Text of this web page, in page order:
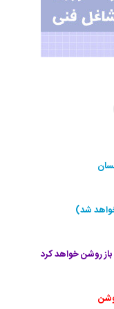
شد)
روشن خواهد کرد